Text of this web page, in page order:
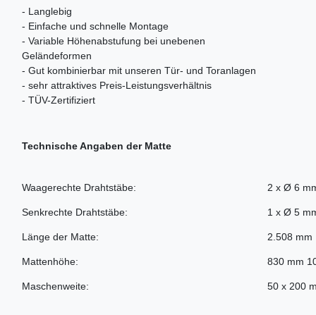
- Langlebig
- Einfache und schnelle Montage
- Variable Höhenabstufung bei unebenen
Geländeformen
- Gut kombinierbar mit unseren Tür- und Toranlagen
- sehr attraktives Preis-Leistungsverhältnis
- TÜV-Zertifiziert
Technische Angaben der Matte
Waagerechte Drahtstäbe:
Senkrechte Drahtstäbe:
Länge der Matte:
Mattenhöhe:
Maschenweite:
2 x Ø 6
1 x Ø 5
2.508 mm
830 mm
50 x 200